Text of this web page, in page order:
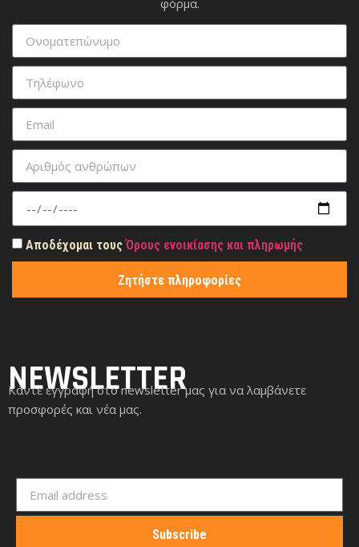
Αποδέχομαι τουςΌρους ενοικίασης και πληρωμής
Ζητήστε πληροφορίες
NEWSLETTER
Κάντε εγγραφή στο newsletter μας για να λαμβάνετε
προσφορές και νέα μας.
Subscribe